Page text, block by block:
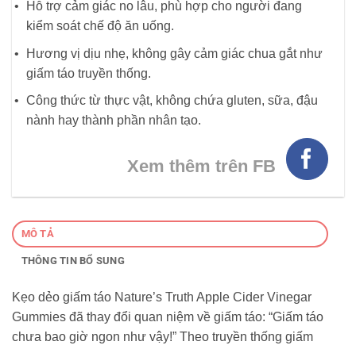
Hỗ trợ cảm giác no lâu, phù hợp cho người đang
kiểm soát chế độ ăn uống.
Hương vị dịu nhẹ, không gây cảm giác chua gắt như
giấm táo truyền thống.
Công thức từ thực vật, không chứa gluten, sữa, đậu
nành hay thành phần nhân tạo.
Xem thêm trên FB
MÔ TẢ
THÔNG TIN BỔ SUNG
Kẹo dẻo giấm táo Nature’s Truth Apple Cider Vinegar
Gummies đã thay đổi quan niệm về giấm táo: “Giấm táo
chưa bao giờ ngon như vậy!” Theo truyền thống giấm